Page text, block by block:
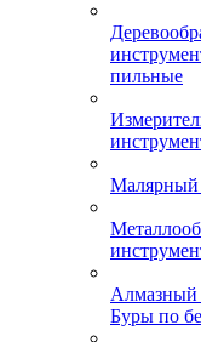
пильные
Малярный
Алмазный
Буры по